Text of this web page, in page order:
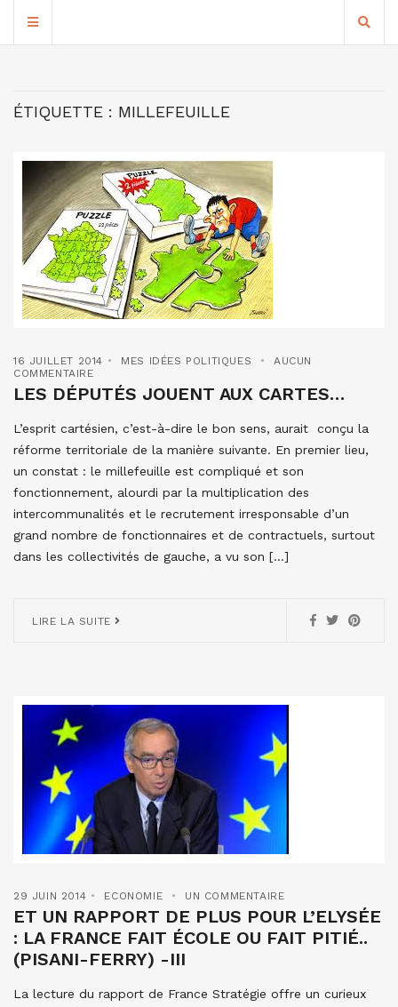
ÉTIQUETTE : MILLEFEUILLE
16 JUILLET 2014 MES IDÉES POLITIQUES
AUCUN
COMMENTAIRE
LES DÉPUTÉS JOUENT AUX CARTES…
L’esprit cartésien, c’est-à-dire le bon sens, aurait conçu la
réforme territoriale de la manière suivante. En premier lieu,
un constat : le millefeuille est compliqué et son
fonctionnement, alourdi par la multiplication des
intercommunalités et le recrutement irresponsable d’un
grand nombre de fonctionnaires et de contractuels, surtout
dans les collectivités de gauche, a vu son […]
LIRE LA SUITE
29 JUIN 2014 ECONOMIE UN COMMENTAIRE
ET UN RAPPORT DE PLUS POUR L’ELYSÉE
: LA FRANCE FAIT ÉCOLE OU FAIT PITIÉ..
(PISANI-FERRY) -III
La lecture du rapport de France Stratégie offre un curieux